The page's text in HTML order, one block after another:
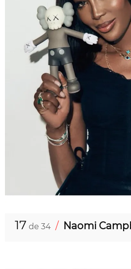
17 de 34 / Naomi